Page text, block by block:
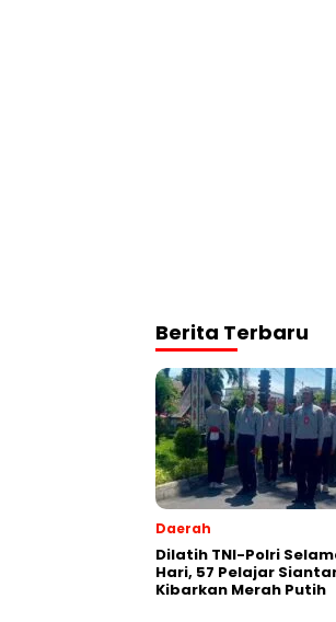
Berita Terbaru
Daerah
Dilatih TNI-Polri
Hari, 57 Pelajar
Kibarkan Merah Putih